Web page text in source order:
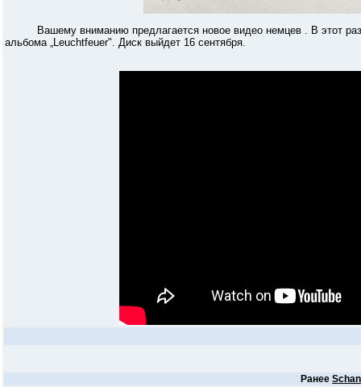
Вашему вниманию предлагается новое видео немцев . В этот раз
альбома „Leuchtfeuer". Диск выйдет 16 сентября.
Ранее